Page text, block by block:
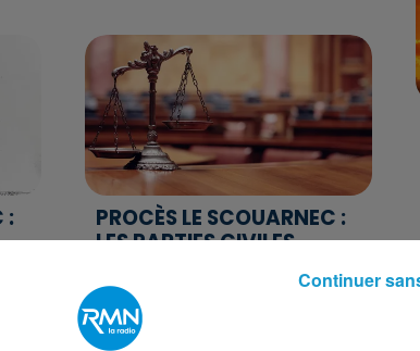
:
PROCÈS LE SCOUARNEC :
LES PARTIES CIVILES
DE...
Continuer